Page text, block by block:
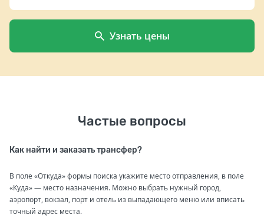
Узнать цены
Частые вопросы
Как найти и заказать трансфер?
В поле «Откуда» формы поиска укажите место отправления, в поле
«Куда» — место назначения. Можно выбрать нужный город,
аэропорт, вокзал, порт и отель из выпадающего меню или вписать
точный адрес места.